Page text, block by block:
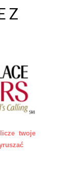
Z
twoje